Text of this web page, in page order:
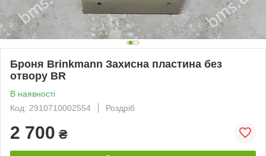
Броня Brinkmann Захисна пластина без
отвору BR
В наявності
Код: 2910710002554
Роздріб
2 700 ₴